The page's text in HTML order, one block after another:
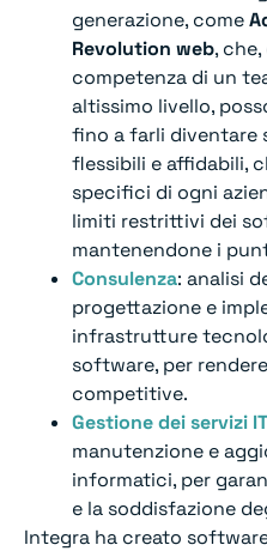
generazione, come
Revolution web,
competenza di un
altissimo livello,
fino a farli diventare
flessibili e affidabili,
specifici di ogni
limiti restrittivi dei
mantenendone i
Consulenza: analisi
progettazione e
infrastrutture
software, per
competitive.
Gestione dei servizi IT
manutenzione e
informatici, per
e la soddisfazione
Integra ha creato